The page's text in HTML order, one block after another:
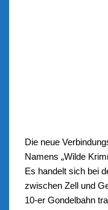
Die neue
Namens „Wilde
Es handelt sich bei
zwischen Zell und
10-er Gondelbahn